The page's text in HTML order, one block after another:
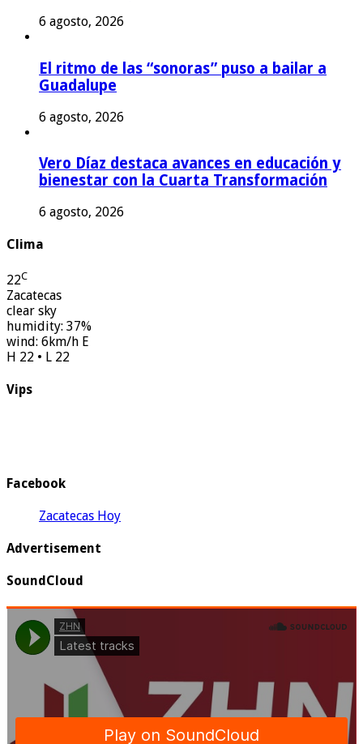
6 agosto, 2026
El ritmo de las “sonoras” puso a bailar a
Guadalupe
6 agosto, 2026
Vero Díaz destaca avances en educación y
bienestar con la Cuarta Transformación
6 agosto, 2026
Clima
22C
Zacatecas
clear sky
humidity: 37%
wind: 6km/h E
H 22 • L 22
Vips
Facebook
Zacatecas Hoy
Advertisement
SoundCloud